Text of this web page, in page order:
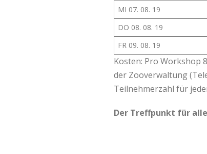
MI 07. 08. 19
DO 08. 08. 19
FR 09. 08. 19
Kosten: Pro Workshop
der Zooverwaltung
Teilnehmerzahl für
Der Treffpunkt für alle